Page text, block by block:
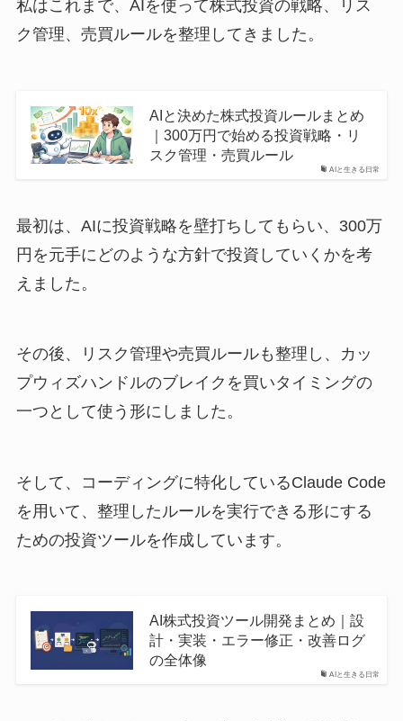
私はこれまで、AIを使って株式投資の戦略、リス
ク管理、売買ルールを整理してきました。
AIと生きる日常
AIと決めた株式投資ルールまとめ
｜300万円で始める投資戦略・リ
スク管理・売買ルール
最初は、AIに投資戦略を壁打ちしてもらい、300万
円を元手にどのような方針で投資していくかを考
えました。
その後、リスク管理や売買ルールも整理し、カッ
プウィズハンドルのブレイクを買いタイミングの
一つとして使う形にしました。
そして、コーディングに特化しているClaude Code
を用いて、整理したルールを実行できる形にする
ための投資ツールを作成しています。
AIと生きる日常
AI株式投資ツール開発まとめ｜設
計・実装・エラー修正・改善ログ
の全体像